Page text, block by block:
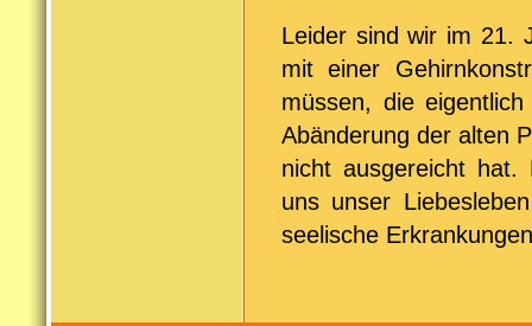
Leider sind wir im 21.
mit einer
müssen, die
Abänderung der alten
nicht ausgereicht hat.
uns unser
seelische